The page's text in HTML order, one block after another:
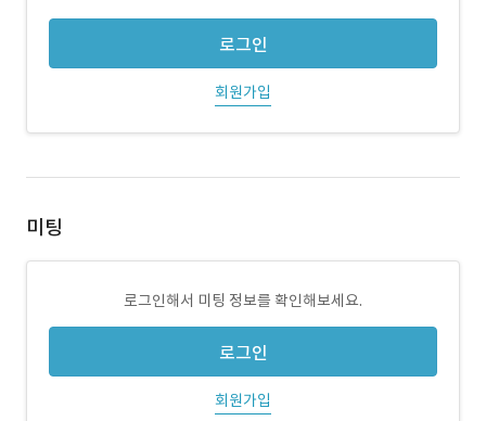
로그인
회원가입
미팅
로그인해서 미팅 정보를 확인해보세요.
로그인
회원가입